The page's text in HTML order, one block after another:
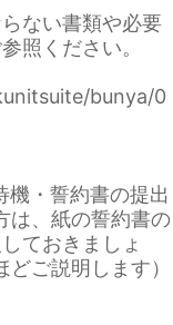
ない書類や必要
照ください。
bunya/0
・誓約書の提出
は、紙の誓約書の
ておきましょ
ご説明します）